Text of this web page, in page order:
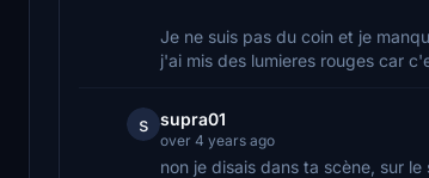
Je ne suis pas du coin et je
j'ai mis des lumieres rouges car
s supra01
over 4 years ago
non je disais dans ta scène, sur